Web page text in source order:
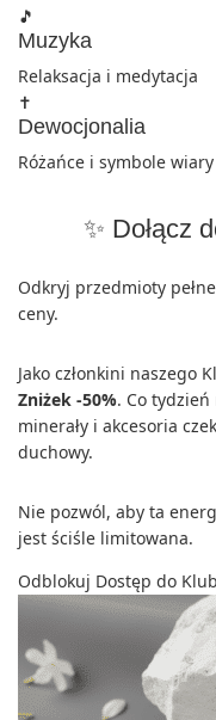
🎵
Muzyka
Relaksacja i medytacja
✝️
Dewocjonalia
Różańce i symbole wiary
✨ Dołącz
Odkryj przedmioty
ceny.
Jako członkini naszego
Zniżek -50%. Co
minerały i akcesoria
duchowy.
Nie pozwól, aby ta
jest ściśle limitowana.
Odblokuj Dostęp do